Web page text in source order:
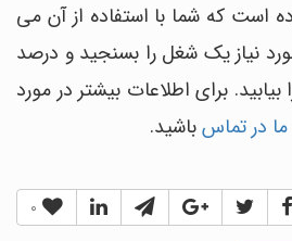
است که شما با استفاده از آن می
نیاز یک شغل را بسنجید و درصد
بیابید. برای اطلاعات بیشتر در مورد
ما در تماسباشید.
0